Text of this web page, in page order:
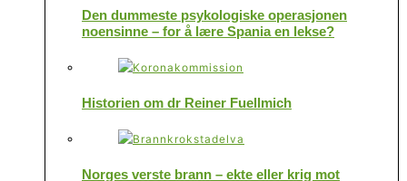
Den dummeste psykologiske operasjonen
noensinne – for å lære Spania en lekse?
Historien om dr Reiner Fuellmich
Norges verste brann – ekte eller krig mot